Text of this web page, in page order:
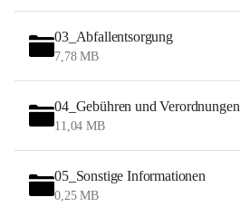
03_Abfallentsorgung
7,78 MB
04_Gebühren und Verordnungen
11,04 MB
05_Sonstige Informationen
0,25 MB